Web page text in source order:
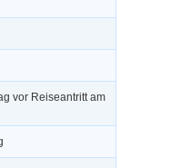
vor Reiseantritt am